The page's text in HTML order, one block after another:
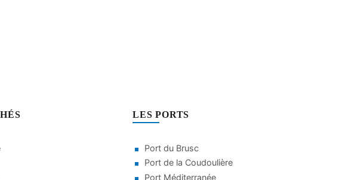
LES PORTS
Port du Brusc
Port de la Coudoulière
Port Méditerranée